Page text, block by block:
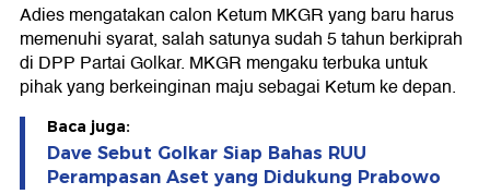
Adies mengatakan calon Ketum MKGR yang baru harus
memenuhi syarat, salah satunya sudah 5 tahun berkiprah
di DPP Partai Golkar. MKGR mengaku terbuka untuk
pihak yang berkeinginan maju sebagai Ketum ke depan.
Baca juga:
Dave Sebut Golkar Siap Bahas RUU
Perampasan Aset yang Didukung Prabowo